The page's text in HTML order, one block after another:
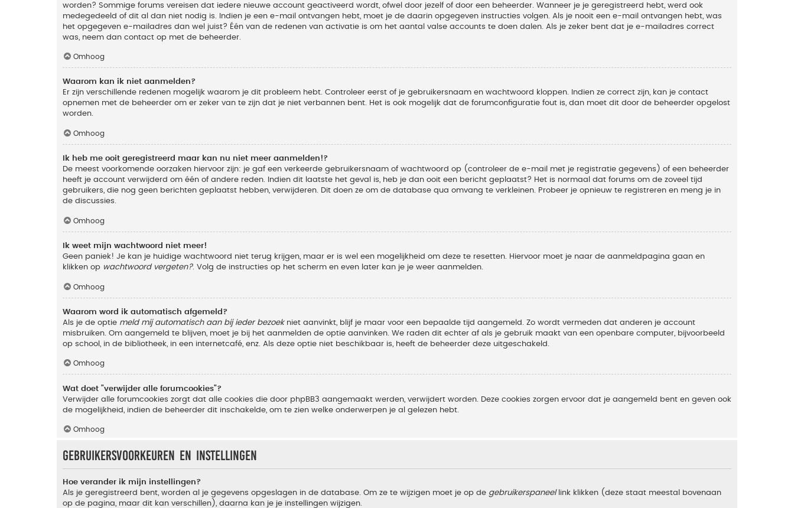
worden? Sommige forums vereisen dat iedere nieuwe account geactiveerd wordt, ofwel door jezelf of door een beheerder. Wanneer je je geregistreerd hebt, werd ook
medegedeeld of dit al dan niet nodig is. Indien je een e-mail ontvangen hebt, moet je de daarin opgegeven instructies volgen. Als je nooit een e-mail ontvangen hebt, was
het opgegeven e-mailadres dan wel juist? Één van de redenen van activatie is om het aantal valse accounts te doen dalen. Als je zeker bent dat je e-mailadres correct
was, neem dan contact op met de beheerder.
Omhoog
Waarom kan ik niet aanmelden?
Er zijn verschillende redenen mogelijk waarom je dit probleem hebt. Controleer eerst of je gebruikersnaam en wachtwoord kloppen. Indien ze correct zijn, kan je contact
opnemen met de beheerder om er zeker van te zijn dat je niet verbannen bent. Het is ook mogelijk dat de forumconfiguratie fout is, dan moet dit door de beheerder opgelost
worden.
Omhoog
Ik heb me ooit geregistreerd maar kan nu niet meer aanmelden!?
De meest voorkomende oorzaken hiervoor zijn: je gaf een verkeerde gebruikersnaam of wachtwoord op (controleer de e-mail met je registratie gegevens) of een beheerder
heeft je account verwijderd om één of andere reden. Indien dit laatste het geval is, heb je dan ooit een bericht geplaatst? Het is normaal dat forums om de zoveel tijd
gebruikers, die nog geen berichten geplaatst hebben, verwijderen. Dit doen ze om de database qua omvang te verkleinen. Probeer je opnieuw te registreren en meng je in
de discussies.
Omhoog
Ik weet mijn wachtwoord niet meer!
Geen paniek! Je kan je huidige wachtwoord niet terug krijgen, maar er is wel een mogelijkheid om deze te resetten. Hiervoor moet je naar de aanmeldpagina gaan en
klikken op wachtwoord vergeten?. Volg de instructies op het scherm en even later kan je je weer aanmelden.
Omhoog
Waarom word ik automatisch afgemeld?
Als je de optie meld mij automatisch aan bij ieder bezoekniet aanvinkt, blijf je maar voor een bepaalde tijd aangemeld. Zo wordt vermeden dat anderen je account
misbruiken. Om aangemeld te blijven, moet je bij het aanmelden de optie aanvinken. We raden dit echter af als je gebruik maakt van een openbare computer, bijvoorbeeld
op school, in de bibliotheek, in een internetcafé, enz. Als deze optie niet beschikbaar is, heeft de beheerder deze uitgeschakeld.
Omhoog
Wat doet "verwijder alle forumcookies"?
Verwijder alle forumcookies zorgt dat alle cookies die door phpBB3 aangemaakt werden, verwijdert worden. Deze cookies zorgen ervoor dat je aangemeld bent en geven ook
de mogelijkheid, indien de beheerder dit inschakelde, om te zien welke onderwerpen je al gelezen hebt.
Omhoog
Gebruikersvoorkeuren en instellingen
Hoe verander ik mijn instellingen?
Als je geregistreerd bent, worden al je gegevens opgeslagen in de database. Om ze te wijzigen moet je op de gebruikerspaneellink klikken (deze staat meestal bovenaan
op de pagina, maar dit kan verschillen), daarna kan je je instellingen wijzigen.